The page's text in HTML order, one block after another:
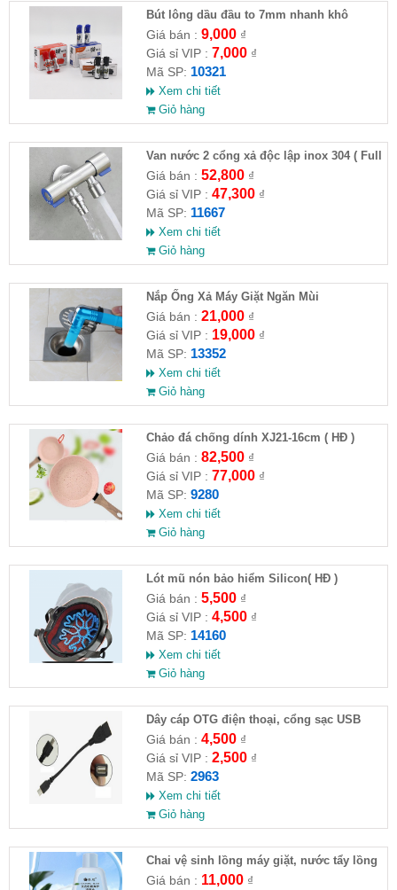
Bút lông dầu đầu to 7mm nhanh khô
Giá bán : 9,000₫
Giá sỉ VIP : 7,000₫
Mã SP: 10321
Xem chi tiết
Giỏ hàng
Van nước 2 cổng xả độc lập inox 304 ( Full
VAT )
Giá bán : 52,800₫
Giá sỉ VIP : 47,300₫
Mã SP: 11667
Xem chi tiết
Giỏ hàng
Nắp Ống Xả Máy Giặt Ngăn Mùi
Giá bán : 21,000₫
Giá sỉ VIP : 19,000₫
Mã SP: 13352
Xem chi tiết
Giỏ hàng
Chảo đá chống dính XJ21-16cm ( HĐ )
Giá bán : 82,500₫
Giá sỉ VIP : 77,000₫
Mã SP: 9280
Xem chi tiết
Giỏ hàng
Lót mũ nón bảo hiểm Silicon( HĐ )
Giá bán : 5,500₫
Giá sỉ VIP : 4,500₫
Mã SP: 14160
Xem chi tiết
Giỏ hàng
Dây cáp OTG điện thoại, cổng sạc USB
Giá bán : 4,500₫
Giá sỉ VIP : 2,500₫
Mã SP: 2963
Xem chi tiết
Giỏ hàng
Chai vệ sinh lồng máy giặt, nước tẩy lồng
máy giặt CLEANING FLUID
Giá bán : 11,000₫